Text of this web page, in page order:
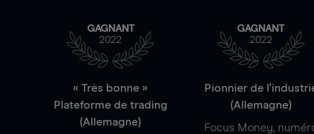
GAGNANT
2022
« Très bonne »
Plateforme de trading
(Allemagne)
GAGNANT
2022
Pionnier de
(Allemagne)
Focus Money,